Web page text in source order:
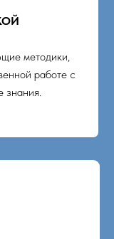
методики,
работе с
знания.